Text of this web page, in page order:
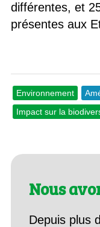
différentes, et
présentes aux
Environnement
Impact sur la
Nous
Depuis plus